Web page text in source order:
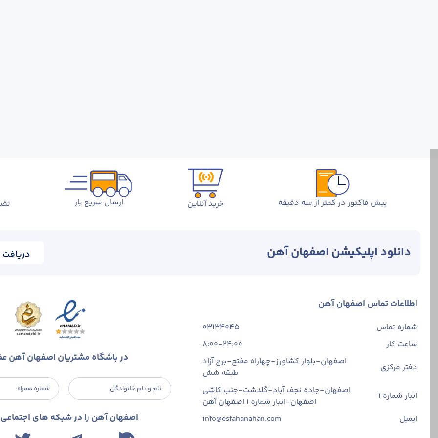
پیش فاکتور در کمتر از سه دقیقه خرید آنلاین ارسال سریع بار
دانلود اپلیکیشن اصفهان آهن دریافت
اطلاعات تماس اصفهان آهن
شماره تماس
03134045
ساعت کار
8:00-24:00
دفتر مرکزی
اصفهان-بلوار کشاورز-چهاراه مفتح-برج آزاد
طبقه شش
انبار شماره 1
اصفهان-جاده نجف آباد-گلدشت-جنب کاشی
اصفهان-انبار شماره ۱ اصفهان آهن
ایمیل
info@esfahanahan.com
در باشگاه مشتریان اصفهان آهن
نام و نام خانوادگی شماره همراه
اصفهان آهن را در شبکه های اجتماعی